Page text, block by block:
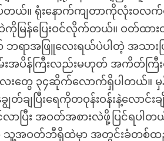
တယ်။ ရုံးနောက်ကျတာကိုလုံးဝလ
ထဲကိုမြန်ပြေးဝင်လိုက်တယ်။ ဝတ်ထား
ရာအဖြူလေးရယ်ပဲပါတဲ့ အသာ
ပိန်ကြီးလည်းမဟုတ် အကိတ်ကြီး
းတွေ ၃၄ဆိုက်လောက်ရှိပါတယ်။
ျွတ်ချပြီးရေကိုတဝုန်းဝန်းနဲ့လ
လာပြီး အဝတ်အစားလဲဖို့ပြင်ရ
တ်ဘီရိုထဲမှာ အတွင်းခံတစ်ထည်မှမ